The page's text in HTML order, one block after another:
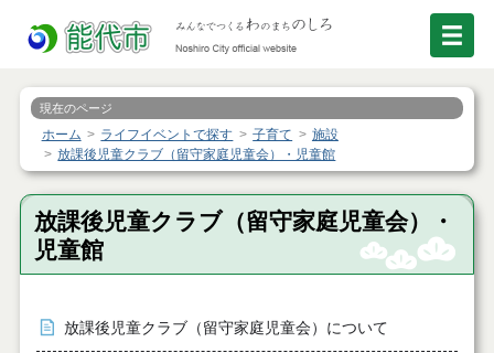
現在のページ
ホーム ライフイベントで探す 子育て
施設
放課後児童クラブ（留守家庭児童会）・児童館
放課後児童クラブ（留守家庭児童会）・
児童館
放課後児童クラブ（留守家庭児童会）について